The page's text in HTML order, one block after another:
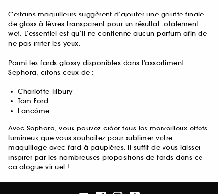
Certains maquilleurs suggèrent d’ajouter une goutte finale
de gloss à lèvres transparent pour un résultat totalement
wet. L’essentiel est qu’il ne contienne aucun parfum afin de
ne pas irriter les yeux.
Parmi les fards glossy disponibles dans l’assortiment
Sephora, citons ceux de :
Charlotte Tilbury
Tom Ford
Lancôme
Avec Sephora, vous pouvez créer tous les merveilleux effets
lumineux que vous souhaitez pour sublimer votre
maquillage avec fard à paupières. Il suffit de vous laisser
inspirer par les nombreuses propositions de fards dans ce
catalogue virtuel !